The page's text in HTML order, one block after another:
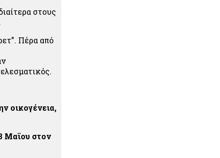
στους
Πέρα από
οικογένεια,
Μαϊου στον